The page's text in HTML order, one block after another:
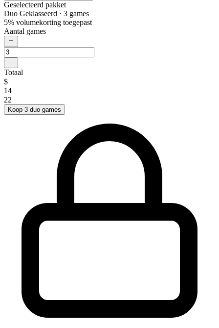
Geselecteerd pakket
Duo Geklasseerd · 3 games
5% volumekorting toegepast
Aantal games
Totaal
$
14
22
Koop 3 duo games